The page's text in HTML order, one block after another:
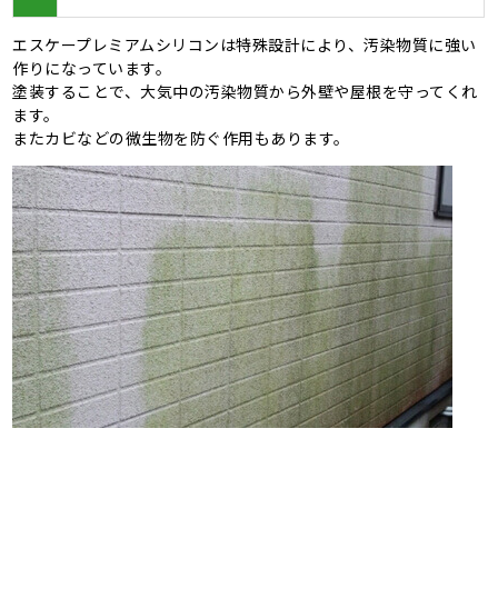
エスケープレミアムシリコンは特殊設計により、汚染物質に強い
作りになっています。
塗装することで、大気中の汚染物質から外壁や屋根を守ってくれ
ます。
またカビなどの微生物を防ぐ作用もあります。